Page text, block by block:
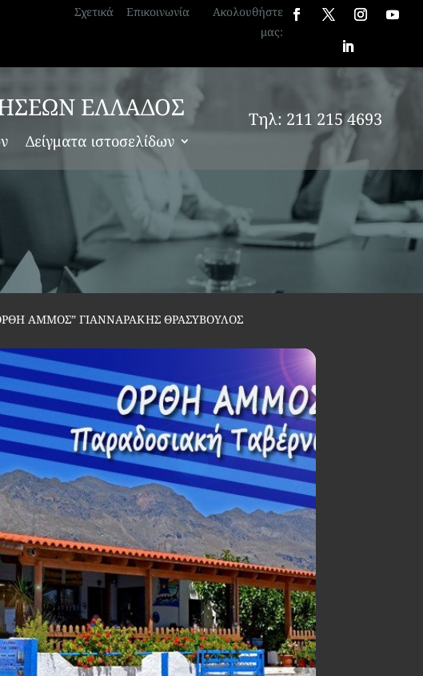
Σχετικά Επικοινωνία
Ακολουθήστε
μας:
ΕΛΛΑΔΟΣ
Δείγματα ιστοσελίδων
Τηλ: 211 215 4693
ΑΜΜΟΣ” ΓΙΑΝΝΑΡΑΚΗΣ ΘΡΑΣΥΒΟΥΛΟΣ